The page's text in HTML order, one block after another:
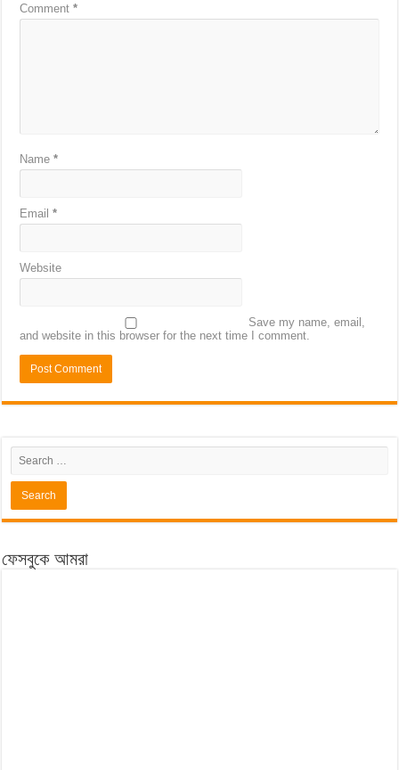
Comment*
Name*
Email*
Website
Save my name, email,
and website in this browser for the next time I comment.
ফেসবুকে আমরা